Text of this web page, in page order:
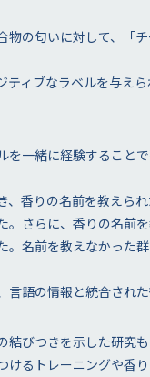
の匂いに対して、「
ティブなラベルを与え
を一緒に経験すること
、香りの名前を教えら
。さらに、香りの名前
。名前を教えなかった
語の情報と統合され
びつきを示した研究も
けるトレーニングや香